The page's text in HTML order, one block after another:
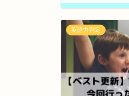
英語力判定